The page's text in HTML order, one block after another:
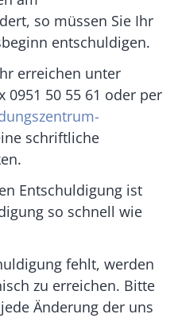
so müssen Sie Ihr
entschuldigen.
erreichen unter
0951 50 55 61 oder per
schriftliche
Entschuldigung ist
so schnell wie
fehlt, werden
zu erreichen. Bitte
Änderung der uns